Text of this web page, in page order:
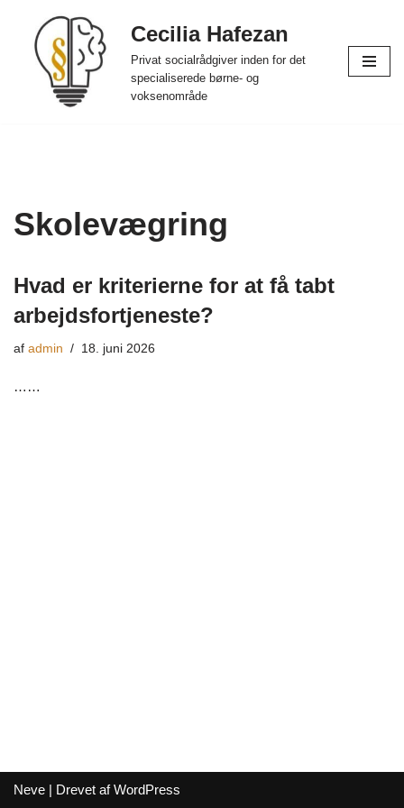
Spring
indhold
Cecilia Hafezan
Privat socialrådgiver inden for det
specialiserede børne- og
voksenområde
Skolevægring
Hvad er kriterierne for at få tabt
arbejdsfortjeneste?
af admin 18. juni 2026
……
Neve | Drevet afWordPress